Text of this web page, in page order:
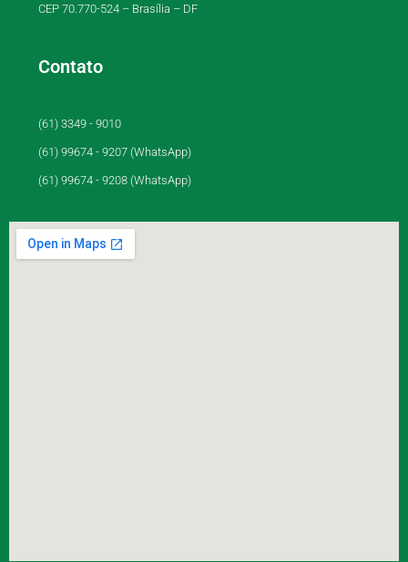
CEP 70.770-524 – Brasília – DF
Contato
(61) 3349 - 9010
(61) 99674 - 9207 (WhatsApp)
(61) 99674 - 9208 (WhatsApp)